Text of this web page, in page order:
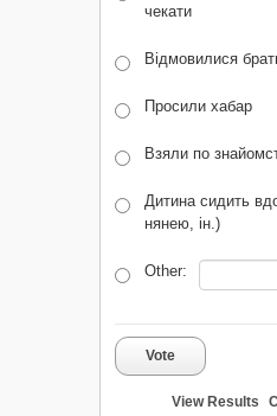
чекати
Відмовилися
Просили хабар
Взяли по
Дитина сидить
нянею, ін.)
Other:
Vote
View Results